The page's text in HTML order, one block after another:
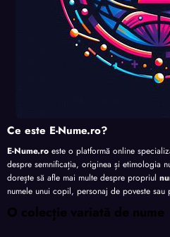
Ce este E-Nume.ro?
E-Nume.ro este o platformă online
despre semnificația, originea și etimologia
dorește să afle mai multe despre propriul
numele unui copil, personaj de poveste sau
O colecție variată de nume